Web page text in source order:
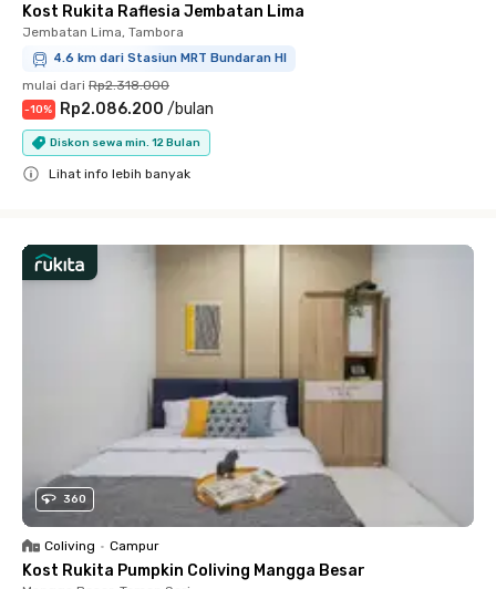
Kost Rukita Raflesia Jembatan Lima
Jembatan Lima, Tambora
4.6 km dari Stasiun MRT Bundaran HI
mulai dari Rp2.318.000
-10% Rp2.086.200 /bulan
Diskon sewa min. 12 Bulan
Lihat info lebih banyak
360
Coliving • Campur
Kost Rukita Pumpkin Coliving Mangga Besar